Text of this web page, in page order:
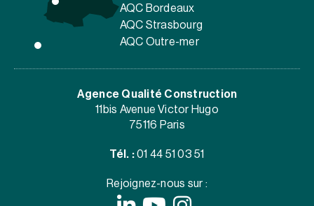
AQC Bordeaux
AQC Strasbourg
AQC Outre-mer
Agence Qualité Construction
11bis Avenue Victor Hugo
75116 Paris
Tél. : 01 44 51 03 51
Rejoignez-nous sur :